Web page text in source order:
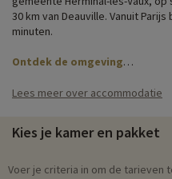
30 km van Deauville. Vanuit
minuten.
Ontdek de omgeving
Na een bezoek aan de Cerza
naar je ontbijt! De lodges van
andere accommodatietypes,
ervaring te bieden, zo dicht
Lees meer over accommodatie
Kies je kamer en pakket
Voer je criteria in om de tarieven